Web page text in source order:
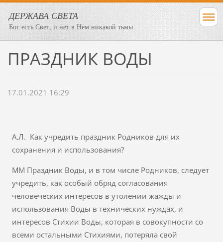
ДЕРЖАВА СВЕТА
Бог есть Свет, и нет в Нём никакой тьмы
​ПРАЗДНИК ВОДЫ
17.01.2021 16:29
А.Л. Как учредить праздник Родников для их
сохранения и использования?
ММ Праздник Воды, и в том числе Родников, следует
учредить, как особый обряд согласования
человеческих интересов в утолении жажды и
использования Воды в технических нуждах, и
интересов Стихии Воды, которая в совокупности со
всеми остальными Стихиями, потеряла свой